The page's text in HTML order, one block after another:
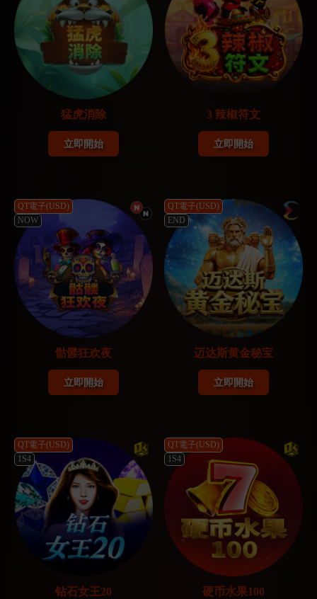
猛虎消除
立即開始
3 辣椒符文
立即開始
QT電子(USD)
NOW
骷髅狂欢夜
立即開始
QT電子(USD)
END
迈达斯黄金秘宝
立即開始
QT電子(USD)
1S4
钻石女王20
QT電子(USD)
1S4
硬币水果100